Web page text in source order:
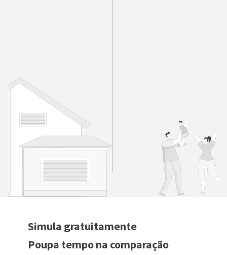
Simula gratuitamente
Poupa tempo na comparação